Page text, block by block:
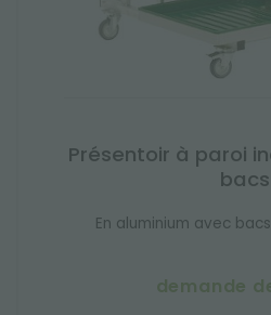
Présentoir à paroi
bacs
En aluminium avec
demande